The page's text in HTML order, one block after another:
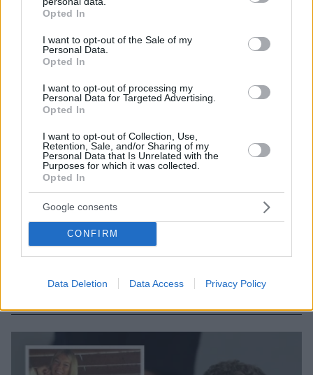
grant or deny consent to Google and its third-party tags to
use your data for below specified purposes in below Google
consent section.
Opted In
I want to opt-out of the Sale of my
Personal Data.
Opted In
I want to opt-out of processing my
Personal Data for Targeted Advertising.
Opted In
I want to opt-out of Collection, Use,
Retention, Sale, and/or Sharing of my
Personal Data that Is Unrelated with the
Purposes for which it was collected.
Opted In
Google consents
CONFIRM
Data Deletion Data Access Privacy Policy
Ασθενής ξυλοκόπησε νοσηλεύτρια στα Επείγοντα
και τη χτύπησε σε πόρτες - Τι καταγγέλλει η
09.08.2026, 10:51